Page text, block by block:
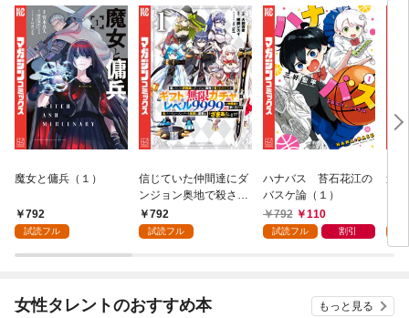
魔女と傭兵（１）
792
試読フル
信じていた仲間達にダ
ンジョン奥地で殺され
かけたがギフト『無限
ガチャ』でレベル９９
『ざまぁ！』します！
（１）
792
試読フル
ハナバス 苔石花江の
バスケ論（１）
792
110
試読フル 割引
追
強
～
（
女性タレントのおすすめ本 もっと見る